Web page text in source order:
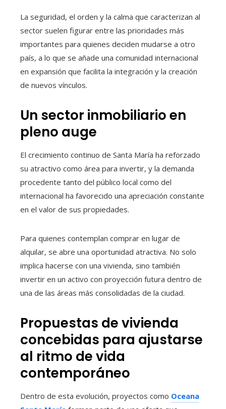
La seguridad, el orden y la calma que caracterizan al
sector suelen figurar entre las prioridades más
importantes para quienes deciden mudarse a otro
país, a lo que se añade una comunidad internacional
en expansión que facilita la integración y la creación
de nuevos vínculos.
Un sector inmobiliario en
pleno auge
El crecimiento continuo de Santa María ha reforzado
su atractivo como área para invertir, y la demanda
procedente tanto del público local como del
internacional ha favorecido una apreciación constante
en el valor de sus propiedades.
Para quienes contemplan comprar en lugar de
alquilar, se abre una oportunidad atractiva. No solo
implica hacerse con una vivienda, sino también
invertir en un activo con proyección futura dentro de
una de las áreas más consolidadas de la ciudad.
Propuestas de vivienda
concebidas para ajustarse
al ritmo de vida
contemporáneo
Dentro de esta evolución, proyectos como Oceana